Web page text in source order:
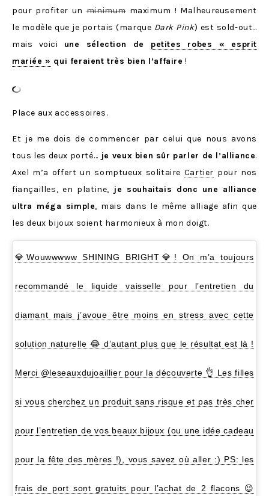
pour profiter unminimummaximum ! Malheureusement
le modèle que je portais (marque Dark Pink) est sold-out…
mais voici une sélection de petites robes « esprit
mariée » qui feraient très bien l’affaire !
Place aux accessoires.
Et je me dois de commencer par celui que nous avons
tous les deux porté… je veux bien sûr parler de l’alliance.
Axel m’a offert un somptueux solitaire Cartier pour nos
fiançailles, en platine, je souhaitais donc une alliance
ultra méga simple, mais dans le même alliage afin que
les deux bijoux soient harmonieux à mon doigt.
💎Wouwwwww SHINING BRIGHT💎! On m’a toujours
recommandé le liquide vaisselle pour l’entretien du
diamant mais j’avoue être moins en stress avec cette
solution naturelle 😂 d’autant plus que le résultat est là !
Merci @leseauxdujoaillier pour la découverte 👌 Les filles
si vous cherchez un produit sans risque et pas très cher
pour l’entretien de vos beaux bijoux (ou une idée cadeau
pour la fête des mères !), vous savez où aller :) PS: les
frais de port sont gratuits pour l’achat de 2 flacons 😉